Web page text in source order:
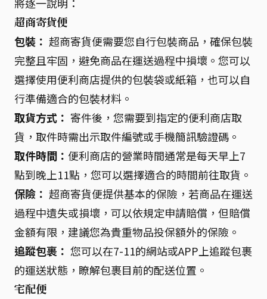
超商寄貨便
包裝： 超商寄貨便需要您自行包裝商品，確保包裝
完整且牢固，避免商品在運送過程中損壞。您可以
選擇使用便利商店提供的包裝袋或紙箱，也可以自
行準備適合的包裝材料。
取貨方式： 寄件後，您需要到指定的便利商店取
貨，取件時需出示取件編號或手機簡訊驗證碼。
取件時間： 便利商店的營業時間通常是每天早上7
點到晚上11點，您可以選擇適合的時間前往取貨。
保險： 超商寄貨便提供基本的保險，若商品在運送
過程中遺失或損壞，可以依規定申請賠償，但賠償
金額有限，建議您為貴重物品投保額外的保險。
追蹤包裹： 您可以在7-11的網站或APP上追蹤包裹
的運送狀態，瞭解包裹目前的配送位置。
宅配便